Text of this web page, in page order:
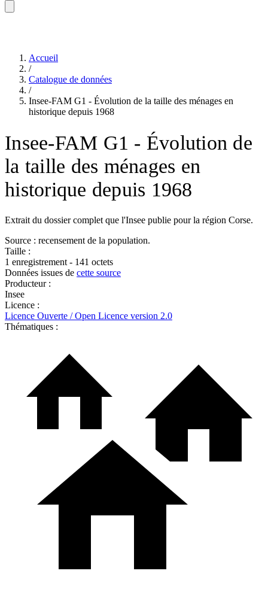
Accueil
/
Catalogue de données
/
Insee-FAM G1 - Évolution de la taille des ménages en
historique depuis 1968
Insee-FAM G1 - Évolution de
la taille des ménages en
historique depuis 1968
Extrait du dossier complet que l'Insee publie pour la région Corse.
Source : recensement de la population.
Taille :
1 enregistrement - 141 octets
Données issues de cette source
Producteur :
Insee
Licence :
Licence Ouverte / Open Licence version 2.0
Thématiques :